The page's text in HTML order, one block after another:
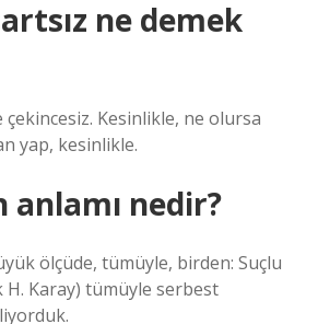
ne demek
çekincesiz. Kesinlikle, ne olursa
yap, kesinlikle.
anlamı nedir?
ölçüde, tümüyle, birden: Suçlu
Karay) tümüyle serbest